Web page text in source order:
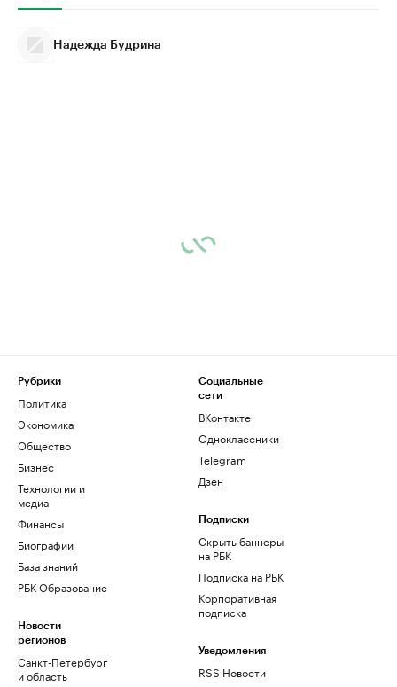
Надежда Будрина
Рубрики
Политика
Экономика
Общество
Бизнес
Технологии и
медиа
Финансы
Биографии
База знаний
РБК Образование
Новости
регионов
Санкт-Петербург
и область
Социальные
сети
ВКонтакте
Одноклассники
Telegram
Дзен
Подписки
Скрыть баннеры
на РБК
Подписка на РБК
Корпоративная
подписка
Уведомления
RSS Новости